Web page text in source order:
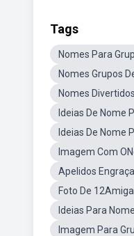
Tags
Nomes Para
Nomes Grupos
Nomes
Ideias De Nome
Ideias De Nome
Imagem Com
Apelidos
Foto De
Ideias Para
Imagem Para